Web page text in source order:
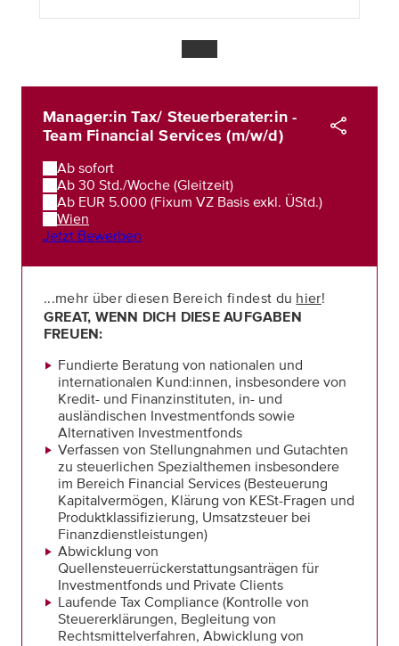
Manager:in Tax/ Steuerberater:in -
Team Financial Services (m/w/d)
Ab sofort
Ab 30 Std./Woche (Gleitzeit)
Ab EUR 5.000 (Fixum VZ Basis exkl. ÜStd.)
Wien
Jetzt Bewerben
...mehr über diesen Bereich findest du hier!
GREAT, WENN DICH DIESE AUFGABEN
FREUEN:
Fundierte Beratung von nationalen und
internationalen Kund:innen, insbesondere von
Kredit- und Finanzinstituten, in- und
ausländischen Investmentfonds sowie
Alternativen Investmentfonds
Verfassen von Stellungnahmen und Gutachten
zu steuerlichen Spezialthemen insbesondere
im Bereich Financial Services (Besteuerung
Kapitalvermögen, Klärung von KESt-Fragen und
Produktklassifizierung, Umsatzsteuer bei
Finanzdienstleistungen)
Abwicklung von
Quellensteuerrückerstattungsanträgen für
Investmentfonds und Private Clients
Laufende Tax Compliance (Kontrolle von
Steuererklärungen, Begleitung von
Rechtsmittelverfahren, Abwicklung von